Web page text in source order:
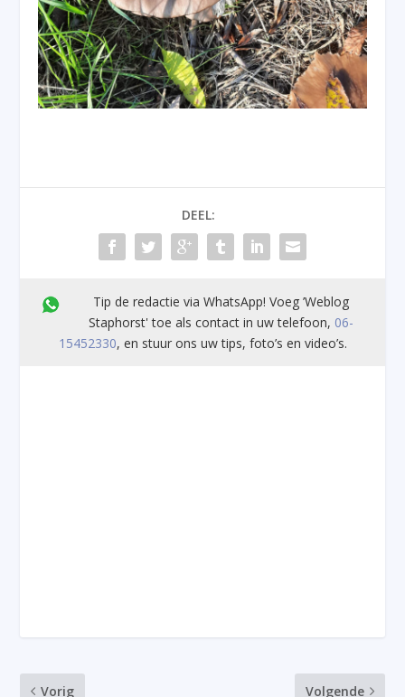
DEEL:
Tip de redactie via WhatsApp! Voeg ’Weblog
Staphorst' toe als contact in uw telefoon, 06-
15452330, en stuur ons uw tips, foto’s en video’s.
Vorig Volgende